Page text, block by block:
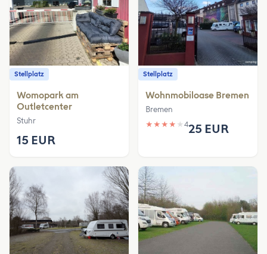
Stellplatz
Womopark am
Outletcenter
Stuhr
15 EUR
Stellplatz
Wohnmobiloase Bremen
Bremen
★ ★ ★ ★ ★ 425 EUR